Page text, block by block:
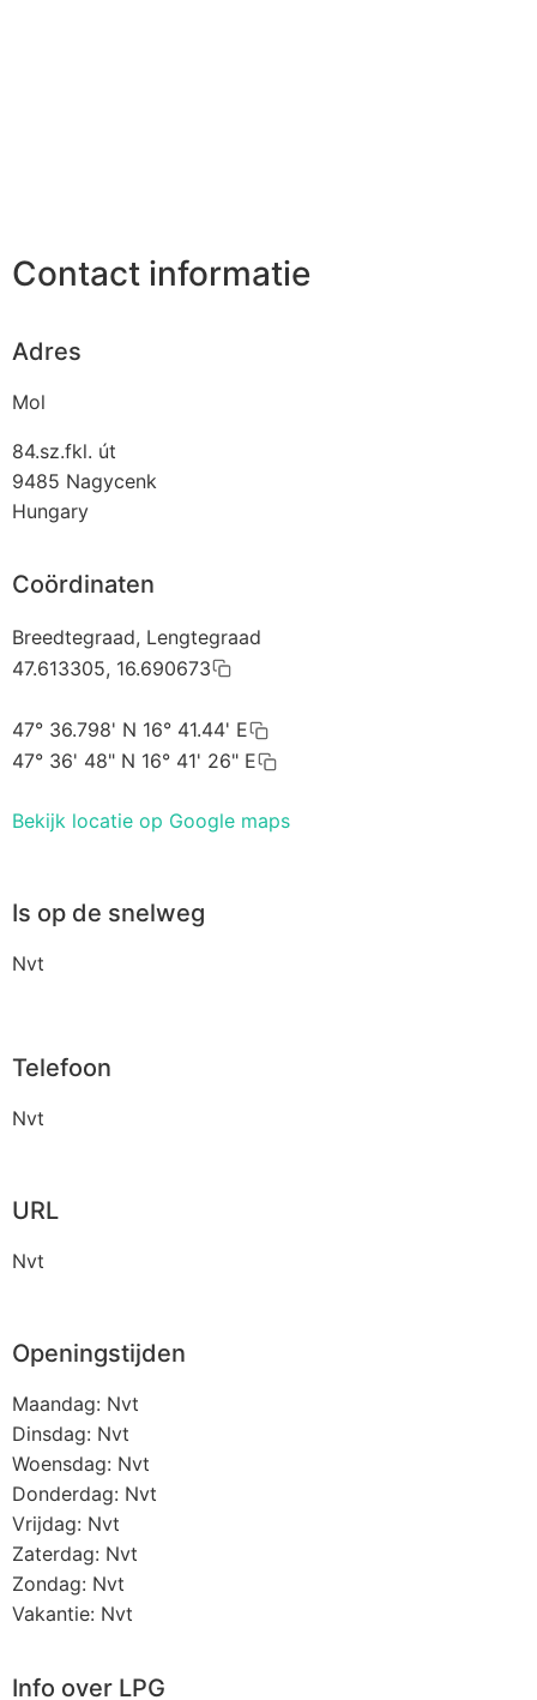
Contact informatie
Adres
Mol
84.sz.fkl. út
9485 Nagycenk
Hungary
Coördinaten
Breedtegraad, Lengtegraad
47.613305, 16.690673
47° 36.798' N 16° 41.44' E
47° 36' 48" N 16° 41' 26" E
Bekijk locatie op Google maps
Is op de snelweg
Nvt
Telefoon
Nvt
URL
Nvt
Openingstijden
Maandag: Nvt
Dinsdag: Nvt
Woensdag: Nvt
Donderdag: Nvt
Vrijdag: Nvt
Zaterdag: Nvt
Zondag: Nvt
Vakantie: Nvt
Info over LPG